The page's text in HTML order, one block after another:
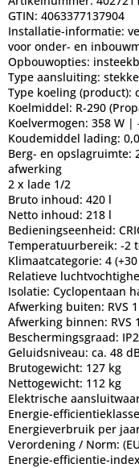
GTIN: 4063377137904
Installatie-informatie:
voor onder- en
Opbouwopties:
Type aansluiting:
Type koeling (product):
Koelmiddel: R-290
Koelvermogen: 358 W |
Koudemiddel lading:
Berg- en opslagruimte:
afwerking
2 x lade 1/2
Bruto inhoud: 420 l
Netto inhoud: 218 l
Bedieningseenheid:
Temperatuurbereik: -2
Klimaatcategorie: 4
Relatieve
Isolatie: Cyclopentaan
Afwerking buiten: RVS
Afwerking binnen: RVS
Beschermingsgraad:
Geluidsniveau: ca. 48
Brutogewicht: 127 kg
Nettogewicht: 112 kg
Elektrische
Energie-
Energieverbruik per
Verordening / Norm:
Energie-efficientie-